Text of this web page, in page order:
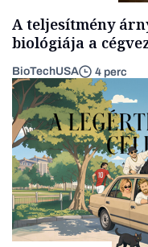
A teljesítmény
biológiája a
BioTechUSA 4 perc